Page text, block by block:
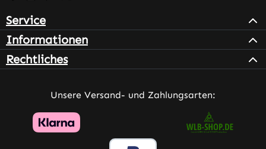
Service
Informationen
Rechtliches
Unsere Versand- und Zahlungsarten: